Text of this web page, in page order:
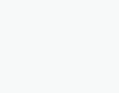
Дня Науки...
та
дипломів...